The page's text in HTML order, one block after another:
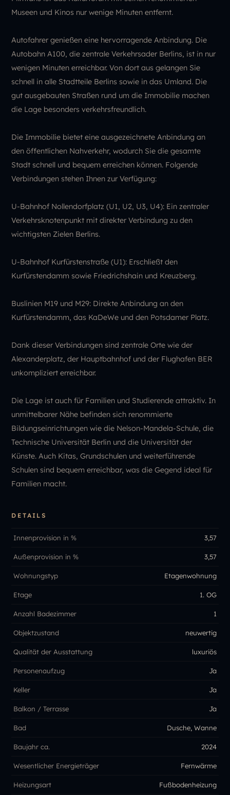
Museen und Kinos nur wenige Minuten entfernt.
Autofahrer genießen eine hervorragende Anbindung. Die
Autobahn A100, die zentrale Verkehrsader Berlins, ist in nur
wenigen Minuten erreichbar. Von dort aus gelangen Sie
schnell in alle Stadtteile Berlins sowie in das Umland. Die
gut ausgebauten Straßen rund um die Immobilie machen
die Lage besonders verkehrsfreundlich.
Die Immobilie bietet eine ausgezeichnete Anbindung an
den öffentlichen Nahverkehr, wodurch Sie die gesamte
Stadt schnell und bequem erreichen können. Folgende
Verbindungen stehen Ihnen zur Verfügung:
U-Bahnhof Nollendorfplatz (U1, U2, U3, U4): Ein zentraler
Verkehrsknotenpunkt mit direkter Verbindung zu den
wichtigsten Zielen Berlins.
U-Bahnhof Kurfürstenstraße (U1): Erschließt den
Kurfürstendamm sowie Friedrichshain und Kreuzberg.
Buslinien M19 und M29: Direkte Anbindung an den
Kurfürstendamm, das KaDeWe und den Potsdamer Platz.
Dank dieser Verbindungen sind zentrale Orte wie der
Alexanderplatz, der Hauptbahnhof und der Flughafen BER
unkompliziert erreichbar.
Die Lage ist auch für Familien und Studierende attraktiv. In
unmittelbarer Nähe befinden sich renommierte
Bildungseinrichtungen wie die Nelson-Mandela-Schule, die
Technische Universität Berlin und die Universität der
Künste. Auch Kitas, Grundschulen und weiterführende
Schulen sind bequem erreichbar, was die Gegend ideal für
Familien macht.
DETAILS
Innenprovision in % 3,57
Außenprovision in % 3,57
Wohnungstyp Etagenwohnung
Etage 1. OG
Anzahl Badezimmer 1
Objektzustand neuwertig
Qualität der Ausstattung luxuriös
Personenaufzug Ja
Keller Ja
Balkon / Terrasse Ja
Bad Dusche, Wanne
Baujahr ca. 2024
Wesentlicher Energieträger Fernwärme
Heizungsart Fußbodenheizung